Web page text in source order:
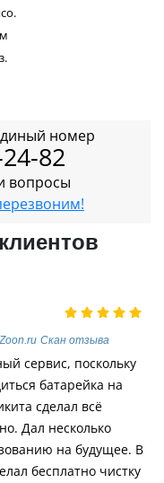
номер
82
вопросы
Скан отзыва
сервис, поскольку
батарейка на
сделал всё
Дал несколько
на будущее. В
бесплатно чистку